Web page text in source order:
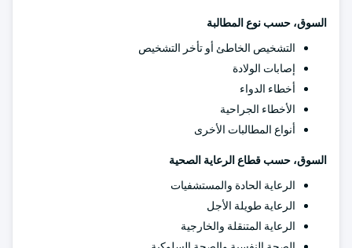
السوق، حسب نوع المطالبة
التشخيص الخاطئ أو تأخر التشخيص
إصابات الولادة
أخطاء الدواء
الأخطاء الجراحية
أنواع المطالبات الأخرى
السوق، حسب قطاع الرعاية الصحية
الرعاية الحادة والمستشفيات
الرعاية طويلة الأجل
الرعاية المتنقلة والخارجية